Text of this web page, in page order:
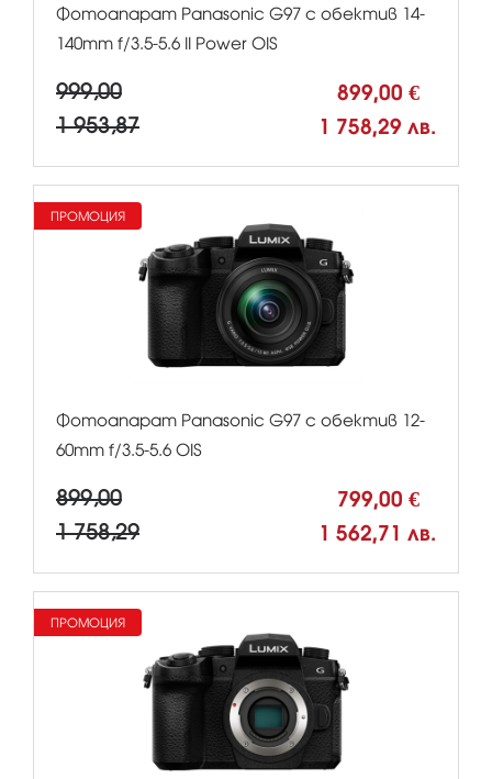
Фотоапарат Panasonic G97 с обектив 14-
140mm f/3.5-5.6 II Power OIS
999,00 899,00 €
1 953,87 1 758,29 лв.
Фотоапарат Panasonic G97 с обектив 12-
60mm f/3.5-5.6 OIS
899,00 799,00 €
1 758,29 1 562,71 лв.
ПРОМОЦИЯ
ПРОМОЦИЯ